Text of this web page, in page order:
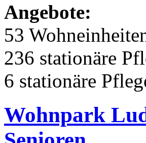
Angebote:
53
236 stationäre
6 stationäre
Wohnpark